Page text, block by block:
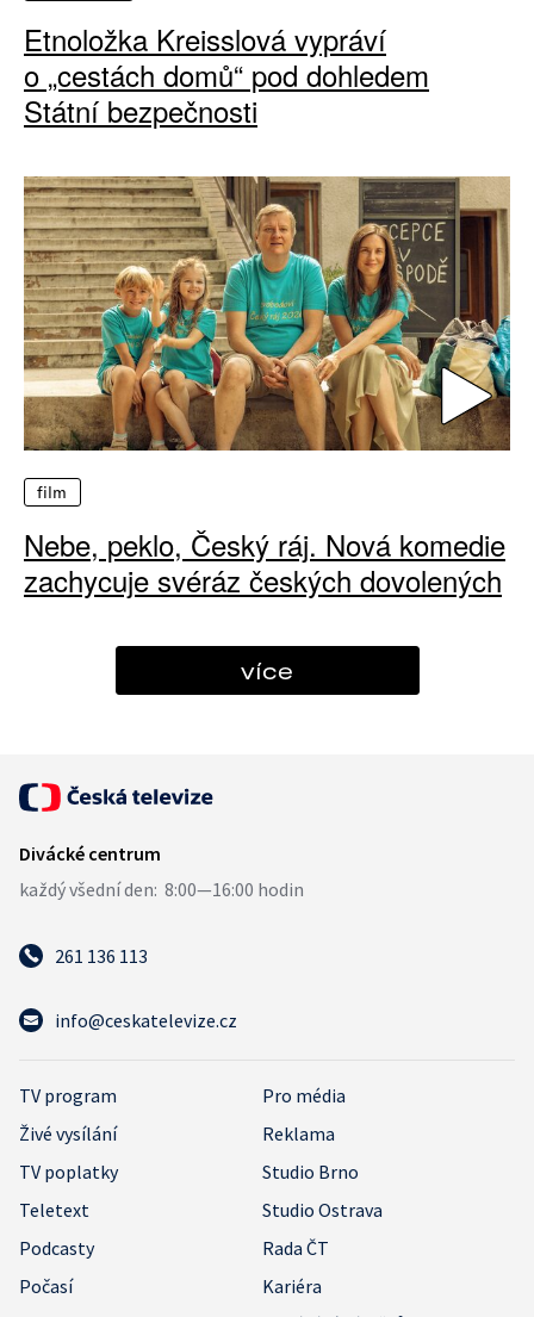
Etnoložka Kreisslová vypráví
o „cestách domů“ pod dohledem
Státní bezpečnosti
film
Nebe, peklo, Český ráj. Nová komedie
zachycuje svéráz českých dovolených
více
261 136 113
info@ceskatelevize.cz
TV program
Pro média
Živé vysílání
Reklama
TV poplatky
Studio Brno
Teletext
Studio Ostrava
Podcasty
Rada ČT
Počasí
Kariéra